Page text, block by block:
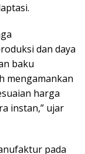
dan daya
baku
mengamankan
harga
instan,” ujar
pada